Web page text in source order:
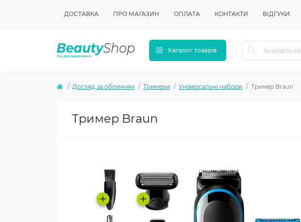
ДОСТАВКА ПРО МАГАЗИН ОПЛАТА КОНТАКТИ ВІДГУКИ
Каталог товарів
Догляд за обличчям Тримери Універсальні набори Тример Braun
Тример Braun